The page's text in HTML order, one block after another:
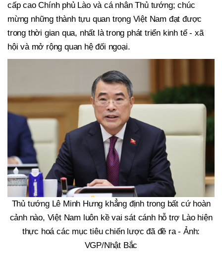
cấp cao Chính phủ Lào và cá nhân Thủ tướng; chúc
mừng những thành tựu quan trọng Việt Nam đạt được
trong thời gian qua, nhất là trong phát triển kinh tế - xã
hội và mở rộng quan hệ đối ngoại.
Thủ tướng Lê Minh Hưng khẳng định trong bất cứ hoàn
cảnh nào, Việt Nam luôn kề vai sát cánh hỗ trợ Lào hiện
thực hoá các mục tiêu chiến lược đã đề ra - Ảnh:
VGP/Nhật Bắc